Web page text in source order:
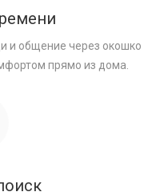
и общение через окошко
прямо из дома.